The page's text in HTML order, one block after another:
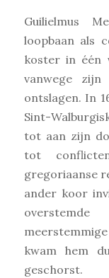
Guilielmus
loopbaan als
koster in één
vanwege
ontslagen. In
Sint-
tot aan zijn
tot
gregoriaanse
ander koor
kwam hem
geschorst.